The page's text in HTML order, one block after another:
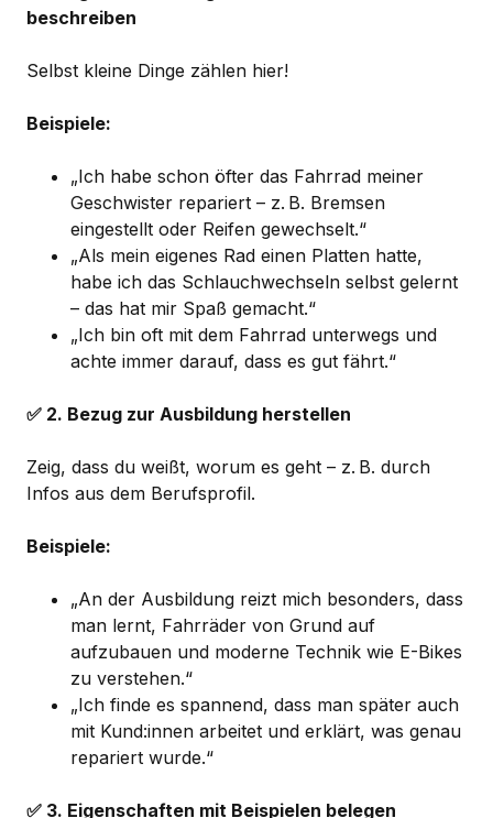
beschreiben
Selbst kleine Dinge zählen hier!
Beispiele:
„Ich habe schon öfter das Fahrrad meiner
Geschwister repariert – z. B. Bremsen
eingestellt oder Reifen gewechselt.“
„Als mein eigenes Rad einen Platten hatte,
habe ich das Schlauchwechseln selbst gelernt
– das hat mir Spaß gemacht.“
„Ich bin oft mit dem Fahrrad unterwegs und
achte immer darauf, dass es gut fährt.“
✅ 2. Bezug zur Ausbildung herstellen
Zeig, dass du weißt, worum es geht – z. B. durch
Infos aus dem Berufsprofil.
Beispiele:
„An der Ausbildung reizt mich besonders, dass
man lernt, Fahrräder von Grund auf
aufzubauen und moderne Technik wie E-Bikes
zu verstehen.“
„Ich finde es spannend, dass man später auch
mit Kund:innen arbeitet und erklärt, was genau
repariert wurde.“
✅ 3. Eigenschaften mit Beispielen belegen